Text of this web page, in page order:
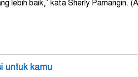
lebih baik,” kata Sherly Pamangin.
untuk kamu